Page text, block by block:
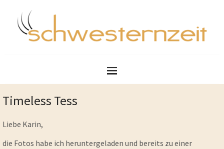
Timeless Tess
Liebe Karin,
die Fotos habe ich heruntergeladen und bereits zu einer